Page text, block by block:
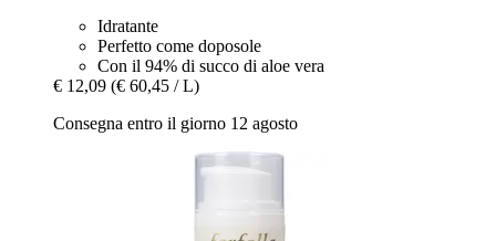
Idratante
Perfetto come doposole
Con il 94% di succo di aloe vera
€ 12,09 (€ 60,45 / L)
Consegna entro il giorno 12 agosto